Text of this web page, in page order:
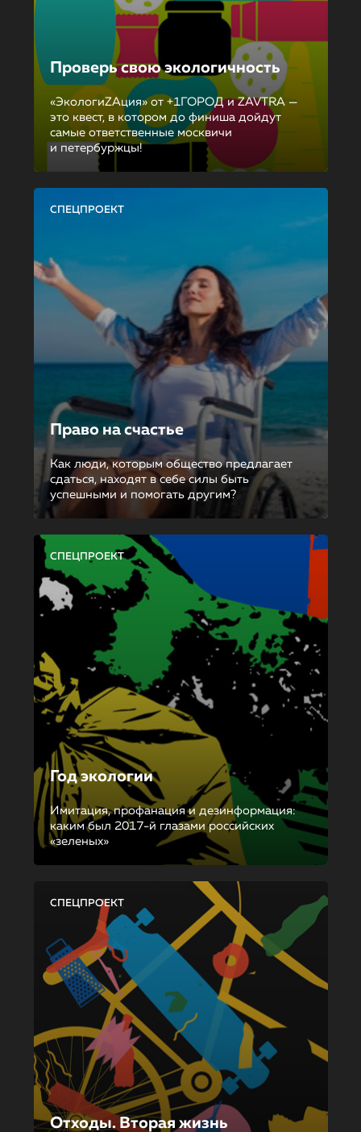
Проверь свою экологичность
«ЭкологиZAция» от +1ГОРОД и ZAVTRA —
это квест, в котором до финиша дойдут
самые ответственные москвичи
и петербуржцы!
СПЕЦПРОЕКТ
Право на счастье
Как люди, которым общество предлагает
сдаться, находят в себе силы быть
успешными и помогать другим?
СПЕЦПРОЕКТ
Год экологии
Имитация, профанация и дезинформация:
каким был 2017-й глазами российских
«зеленых»
СПЕЦПРОЕКТ
Отходы. Вторая жизнь